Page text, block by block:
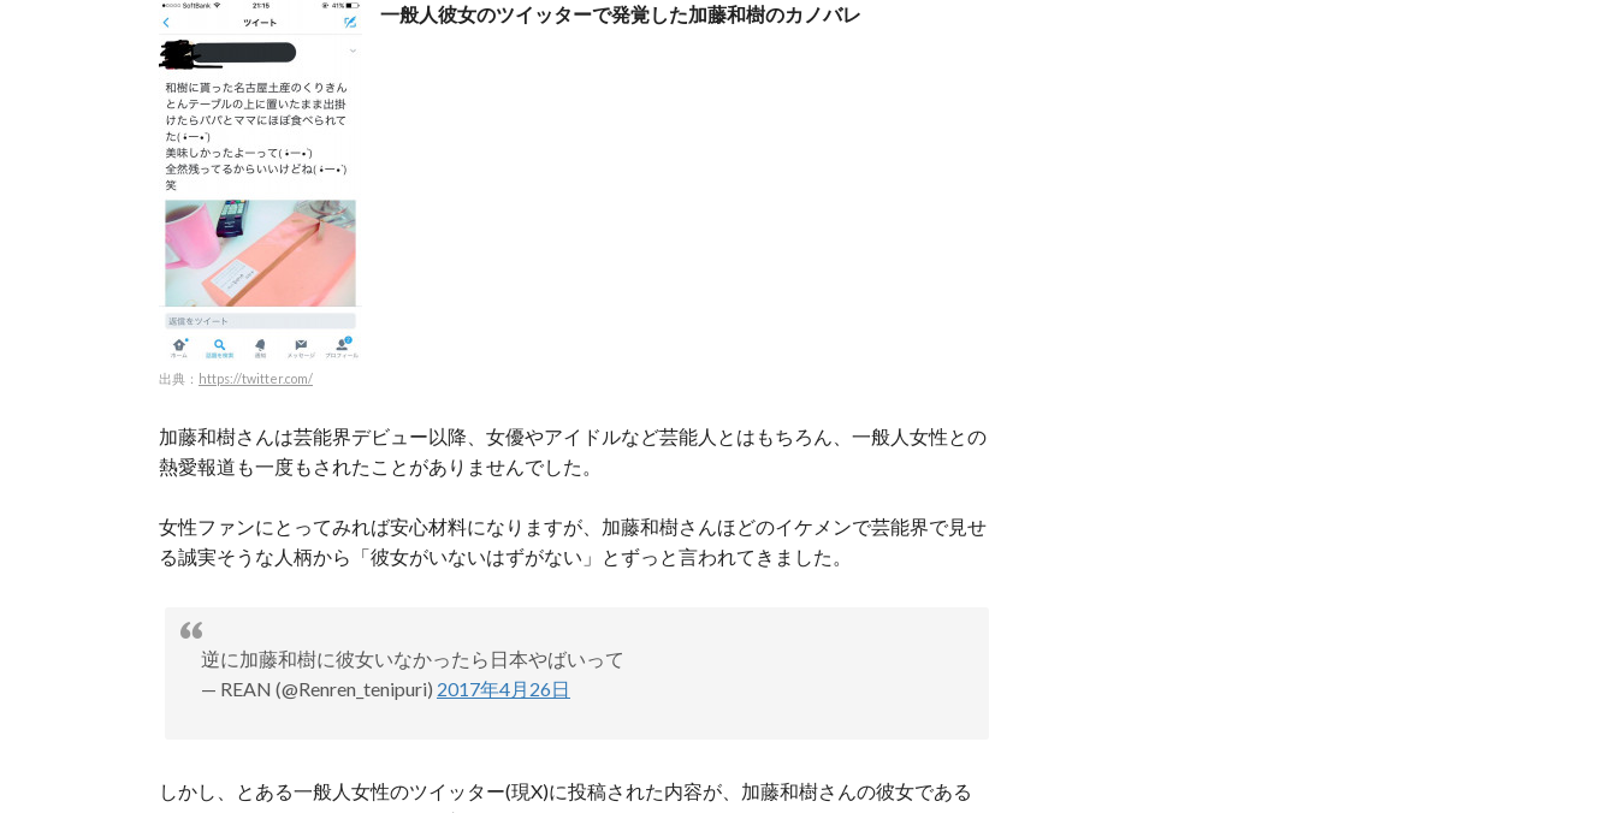
出典： https://twitter.com/
一般人彼女のツイッターで発覚した加藤和樹のカノバレ
加藤和樹さんは芸能界デビュー以降、女優やアイドルなど芸能人とはもちろん、一般人女性との
熱愛報道も一度もされたことがありませんでした。
女性ファンにとってみれば安心材料になりますが、加藤和樹さんほどのイケメンで芸能界で見せ
る誠実そうな人柄から「彼女がいないはずがない」とずっと言われてきました。
逆に加藤和樹に彼女いなかったら日本やばいって
— REAN (@Renren_tenipuri) 2017年4月26日
しかし、とある一般人女性のツイッター(現X)に投稿された内容が、加藤和樹さんの彼女である